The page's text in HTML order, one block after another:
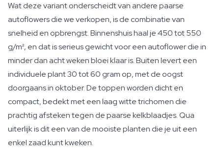
Wat deze variant onderscheidt van andere paarse
autoflowers die we verkopen, is de combinatie van
snelheid en opbrengst. Binnenshuis haal je 450 tot 550
g/m², en dat is serieus gewicht voor een autoflower die in
minder dan acht weken bloei klaar is. Buiten levert een
individuele plant 30 tot 60 gram op, met de oogst
doorgaans in oktober. De toppen worden dicht en
compact, bedekt met een laag witte trichomen die
prachtig afsteken tegen de paarse kelkblaadjes. Qua
uiterlijk is dit een van de mooiste planten die je uit een
enkel zaad kunt kweken.